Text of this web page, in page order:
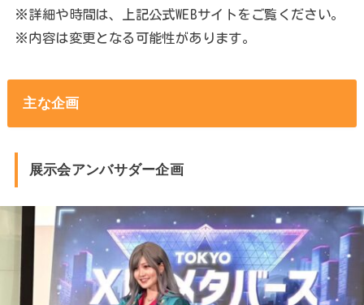
※詳細や時間は、上記公式WEBサイトをご覧ください。
※内容は変更となる可能性があります。
主な企画
展示会アンバサダー企画